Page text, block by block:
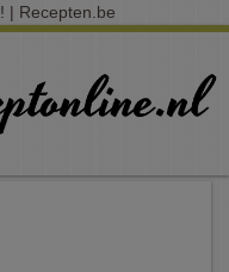
| Recepten.be